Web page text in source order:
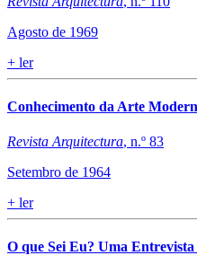
Agosto de 1969
+ ler
Conhecimento da Arte
Revista Arquitectura, n.º 83
Setembro de 1964
+ ler
O que Sei Eu? Uma